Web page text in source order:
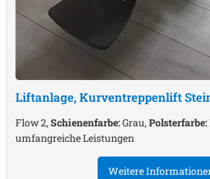
Liftanlage, Kurventreppenlift
Flow 2,Schienenfarbe:Grau,Polsterfarbe:
umfangreiche Leistungen
Weitere